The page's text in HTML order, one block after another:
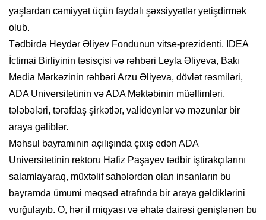
yaşlardan cəmiyyət üçün faydalı şəxsiyyətlər yetişdirmək
olub.
Tədbirdə Heydər Əliyev Fondunun vitse-prezidenti, IDEA
İctimai Birliyinin təsisçisi və rəhbəri Leyla Əliyeva, Bakı
Media Mərkəzinin rəhbəri Arzu Əliyeva, dövlət rəsmiləri,
ADA Universitetinin və ADA Məktəbinin müəllimləri,
tələbələri, tərəfdaş şirkətlər, valideynlər və məzunlar bir
araya gəliblər.
Məhsul bayramının açılışında çıxış edən ADA
Universitetinin rektoru Hafiz Paşayev tədbir iştirakçılarını
salamlayaraq, müxtəlif sahələrdən olan insanların bu
bayramda ümumi məqsəd ətrafında bir araya gəldiklərini
vurğulayıb. O, hər il miqyası və əhatə dairəsi genişlənən bu